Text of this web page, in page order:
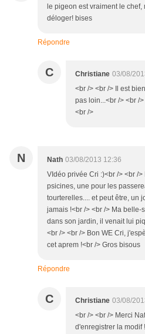
le pigeon est vraiment le
déloger! bises
Répondre
C Christiane 03/08/
<br /> <br /> Il est
pas loin...<br /> <br /
<br />
N Nath 03/08/2013 12:36
VIdéo privée Cri :)<br /> <br /
psicines, une pour les
tourterelles.... et peut être, un
jamais !<br /> <br /> Ma
dans son jardin, il venait lui
<br /> <br /> Bon WE Cri,
cet aprem !<br /> Gros bisous
Répondre
C Christiane 03/08/
<br /> <br /> Merci
d'enregistrer la modif